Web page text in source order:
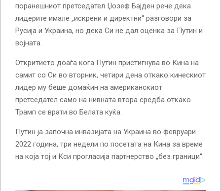
поранешниот претседател Џозеф Бајден рече дека
лидерите имале „искрени и директни“ разговори за
Русија и Украина, но дека Си не дал оценка за Путин и
војната.
Откритието доаѓа кога Путин пристигнува во Кина на
самит со Си во вторник, четири дена откако кинескиот
лидер му беше домаќин на американскиот
претседател само на нивната втора средба откако
Трамп се врати во Белата куќа.
Путин ја започна инвазијата на Украина во февруари
2022 година, три недели по посетата на Кина за време
на која тој и Кси прогласија партнерство „без граници“.